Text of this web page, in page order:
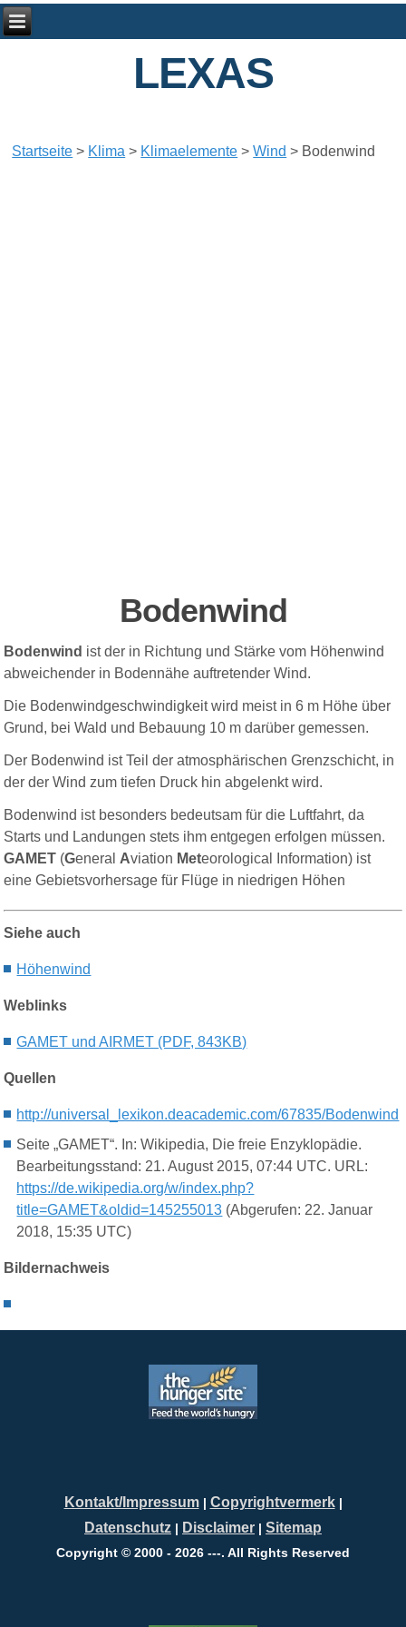
LEXAS
Startseite > Klima > Klimaelemente >Wind > Bodenwind
Bodenwind
Bodenwind istder in Richtung und Stärke vom Höhenwind
abweichender in Bodennähe auftretender Wind.
Die Bodenwindgeschwindigkeit wird meist in 6 m Höhe über
Grund, bei Wald und Bebauung 10 m darüber gemessen.
Der Bodenwind ist Teil der atmosphärischen Grenzschicht, in
der der Wind zum tiefen Druck hin abgelenkt wird.
Bodenwind ist besonders bedeutsam für die Luftfahrt, da
Starts und Landungen stets ihm entgegen erfolgen müssen.
GAMET (GeneralAviation Meteorological Information) ist
eine Gebietsvorhersage für Flüge in niedrigen Höhen
Siehe auch
Höhenwind
Weblinks
GAMET und AIRMET (PDF, 843KB)
Quellen
http://universal_lexikon.deacademic.com/67835/Bodenwind
Seite „GAMET“. In: Wikipedia, Die freie Enzyklopädie.
Bearbeitungsstand: 21. August 2015, 07:44 UTC. URL:
https://de.wikipedia.org/w/index.php?
title=GAMET&oldid=145255013 (Abgerufen: 22. Januar
2018, 15:35 UTC)
Bildernachweis
Kontakt/Impressum| Copyrightvermerk|
Datenschutz | Disclaimer | Sitemap
Copyright © 2000 - 2026 ---. All Rights Reserved